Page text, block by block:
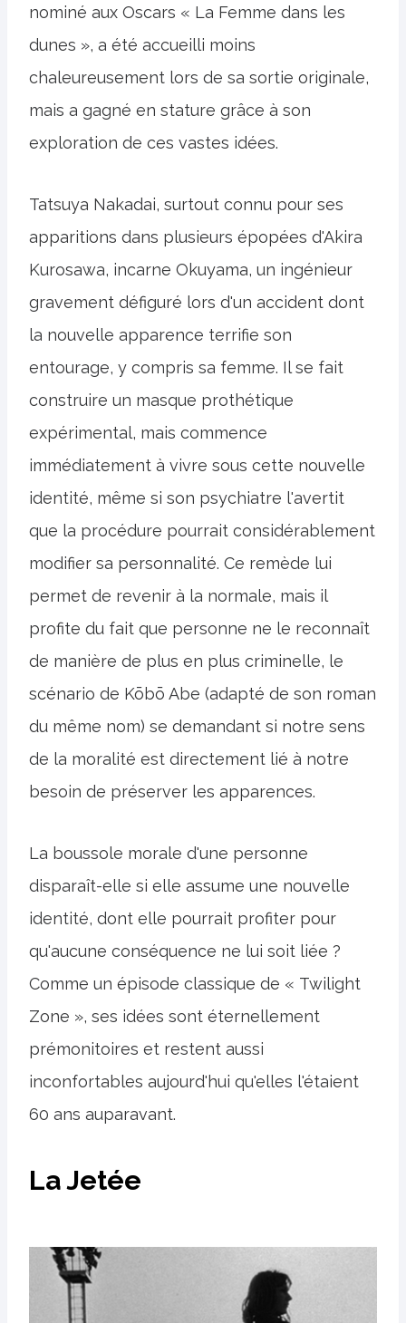
nominé aux Oscars « La Femme dans les
dunes », a été accueilli moins
chaleureusement lors de sa sortie originale,
mais a gagné en stature grâce à son
exploration de ces vastes idées.
Tatsuya Nakadai, surtout connu pour ses
apparitions dans plusieurs épopées d'Akira
Kurosawa, incarne Okuyama, un ingénieur
gravement défiguré lors d'un accident dont
la nouvelle apparence terrifie son
entourage, y compris sa femme. Il se fait
construire un masque prothétique
expérimental, mais commence
immédiatement à vivre sous cette nouvelle
identité, même si son psychiatre l'avertit
que la procédure pourrait considérablement
modifier sa personnalité. Ce remède lui
permet de revenir à la normale, mais il
profite du fait que personne ne le reconnaît
de manière de plus en plus criminelle, le
scénario de Kōbō Abe (adapté de son roman
du même nom) se demandant si notre sens
de la moralité est directement lié à notre
besoin de préserver les apparences.
La boussole morale d'une personne
disparaît-elle si elle assume une nouvelle
identité, dont elle pourrait profiter pour
qu'aucune conséquence ne lui soit liée ?
Comme un épisode classique de « Twilight
Zone », ses idées sont éternellement
prémonitoires et restent aussi
inconfortables aujourd'hui qu'elles l'étaient
60 ans auparavant.
La Jetée